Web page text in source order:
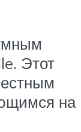
Этот
на